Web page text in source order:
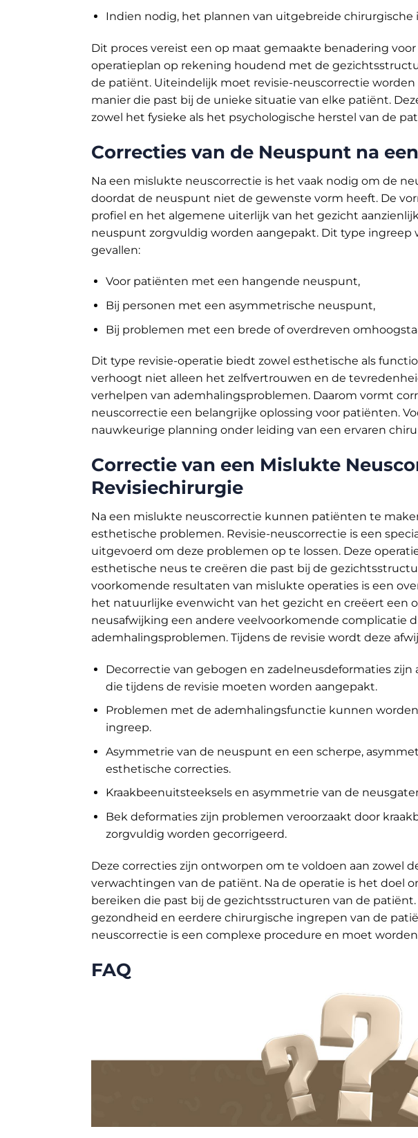
Indien nodig, het plannen van uitgebreide chirurgische
Dit proces vereist een op maat gemaakte benadering
operatieplan op rekening houdend met de
de patiënt. Uiteindelijk moet revisie-neuscorrectie
manier die past bij de unieke situatie van elke patiënt.
zowel het fysieke als het psychologische herstel van de
Correcties van de Neuspunt na
Na een mislukte neuscorrectie is het vaak nodig om de
doordat de neuspunt niet de gewenste vorm heeft. De
profiel en het algemene uiterlijk van het gezicht
neuspunt zorgvuldig worden aangepakt. Dit type ingreep
gevallen:
Voor patiënten met een hangende neuspunt,
Bij personen met een asymmetrische neuspunt,
Bij problemen met een brede of overdreven
Dit type revisie-operatie biedt zowel esthetische als
verhoogt niet alleen het zelfvertrouwen en de
verhelpen van ademhalingsproblemen. Daarom vormt
neuscorrectie een belangrijke oplossing voor patiënten.
nauwkeurige planning onder leiding van een ervaren
Correctie van een Mislukte
Revisiechirurgie
Na een mislukte neuscorrectie kunnen patiënten te
esthetische problemen. Revisie-neuscorrectie is een
uitgevoerd om deze problemen op te lossen. Deze
esthetische neus te creëren die past bij de
voorkomende resultaten van mislukte operaties is een
het natuurlijke evenwicht van het gezicht en creëert een
neusafwijking een andere veelvoorkomende complicatie
ademhalingsproblemen. Tijdens de revisie wordt deze
Decorrectie van gebogen en zadelneusdeformaties
die tijdens de revisie moeten worden aangepakt.
Problemen met de ademhalingsfunctie kunnen
ingreep.
Asymmetrie van de neuspunt en een scherpe,
esthetische correcties.
Kraakbeenuitsteeksels en asymmetrie van de
Bek deformaties zijn problemen veroorzaakt door
zorgvuldig worden gecorrigeerd.
Deze correcties zijn ontworpen om te voldoen aan zowel
verwachtingen van de patiënt. Na de operatie is het doel
bereiken die past bij de gezichtsstructuren van de
gezondheid en eerdere chirurgische ingrepen van de
neuscorrectie is een complexe procedure en moet
FAQ